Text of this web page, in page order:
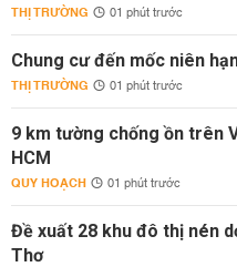
THỊ TRƯỜNG 01 phút trước
Chung cư đến mốc niên
THỊ TRƯỜNG 01 phút trước
9 km tường chống ồn trên
HCM
QUY HOẠCH 01 phút trước
Đề xuất 28 khu đô thị nén
Thơ